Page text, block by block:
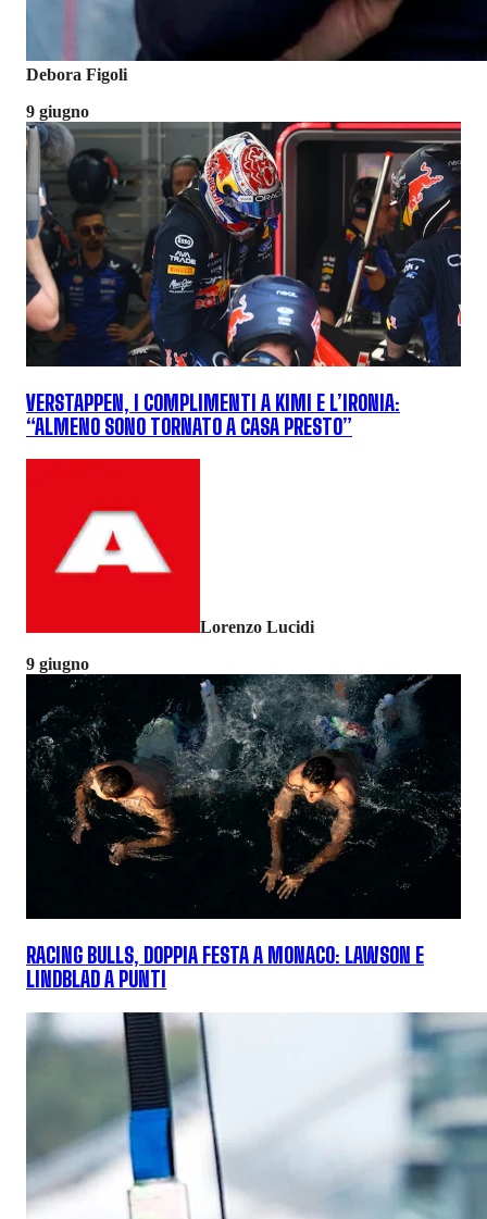
Debora Figoli
9 giugno
VERSTAPPEN, I COMPLIMENTI A KIMI E L’IRONIA:
“ALMENO SONO TORNATO A CASA PRESTO”
Lorenzo Lucidi
9 giugno
RACING BULLS, DOPPIA FESTA A MONACO: LAWSON E
LINDBLAD A PUNTI